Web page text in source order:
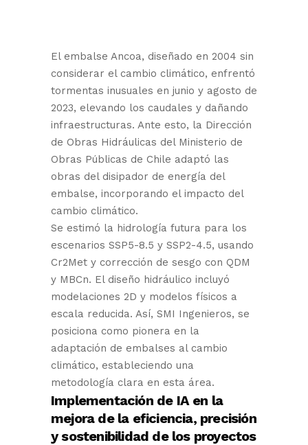
El embalse Ancoa, diseñado en 2004 sin
considerar el cambio climático, enfrentó
tormentas inusuales en junio y agosto de
2023, elevando los caudales y dañando
infraestructuras. Ante esto, la Dirección
de Obras Hidráulicas del Ministerio de
Obras Públicas de Chile adaptó las
obras del disipador de energía del
embalse, incorporando el impacto del
cambio climático.
Se estimó la hidrología futura para los
escenarios SSP5-8.5 y SSP2-4.5, usando
Cr2Met y corrección de sesgo con QDM
y MBCn. El diseño hidráulico incluyó
modelaciones 2D y modelos físicos a
escala reducida. Así, SMI Ingenieros, se
posiciona como pionera en la
adaptación de embalses al cambio
climático, estableciendo una
metodología clara en esta área.
Implementación de IA en la
mejora de la eficiencia, precisión
y sostenibilidad de los proyectos